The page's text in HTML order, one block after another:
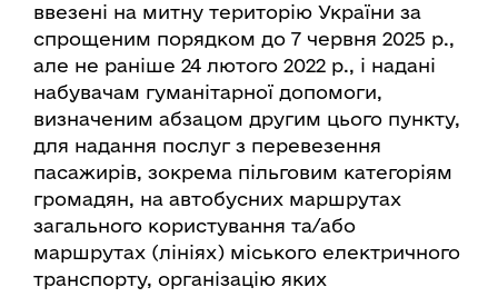
ввезені на митну територію України за
спрощеним порядком до 7 червня 2025 р.,
але не раніше 24 лютого 2022 р., і надані
набувачам гуманітарної допомоги,
визначеним абзацом другим цього пункту,
для надання послуг з перевезення
пасажирів, зокрема пільговим категоріям
громадян, на автобусних маршрутах
загального користування та/або
маршрутах (лініях) міського електричного
транспорту, організацію яких